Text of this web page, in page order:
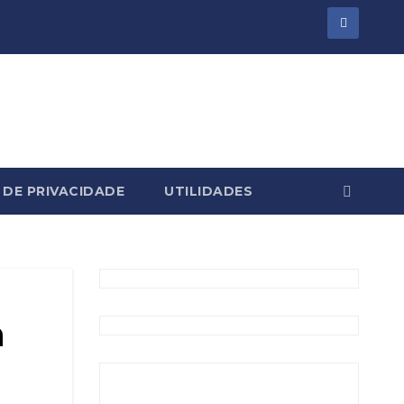
PRIVACIDADE UTILIDADES